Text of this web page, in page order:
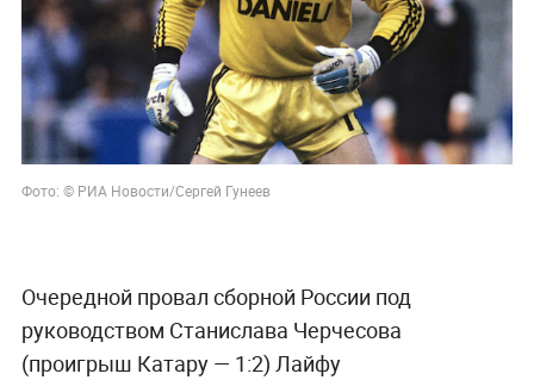
Фото: © РИА Новости/Сергей Гунеев
Очередной провал сборной России под
руководством Станислава Черчесова
(проигрыш Катару — 1:2) Лайфу